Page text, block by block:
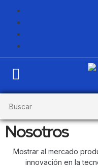
Nosotros
Mostrar al mercado
innovación en la